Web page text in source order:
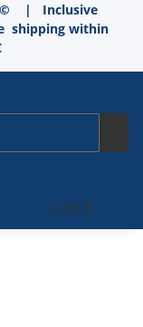
© | Inclusive
shipping within
0,00 €